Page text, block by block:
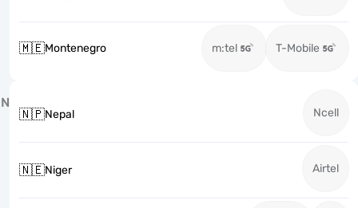
🇲🇪Montenegro m:tel T-Mobile
N
🇳🇵Nepal Ncell
🇳🇪Niger Airtel